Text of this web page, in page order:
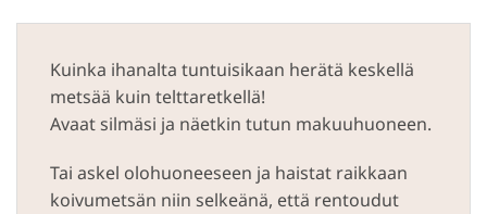
Kuinka ihanalta tuntuisikaan herätä keskellä
metsää kuin telttaretkellä!
Avaat silmäsi ja näetkin tutun makuuhuoneen.
Tai askel olohuoneeseen ja haistat raikkaan
koivumetsän niin selkeänä, että rentoudut